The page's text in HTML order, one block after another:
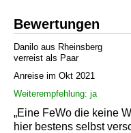
Bewertungen
Danilo aus Rheinsberg
verreist als Paar
Anreise im Okt 2021
Weiterempfehlung: ja
„Eine FeWo die keine
hier bestens selbst